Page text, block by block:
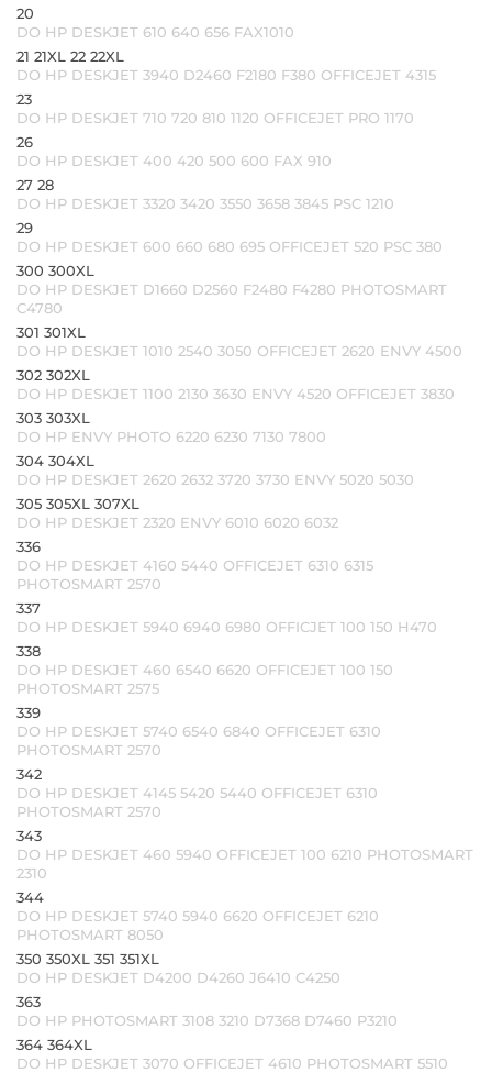
20
DO HP DESKJET 610 640 656 FAX1010
21 21XL 22 22XL
DO HP DESKJET 3940 D2460 F2180 F380 OFFICEJET 4315
23
DO HP DESKJET 710 720 810 1120 OFFICEJET PRO 1170
26
DO HP DESKJET 400 420 500 600 FAX 910
27 28
DO HP DESKJET 3320 3420 3550 3658 3845 PSC 1210
29
DO HP DESKJET 600 660 680 695 OFFICEJET 520 PSC 380
300 300XL
DO HP DESKJET D1660 D2560 F2480 F4280 PHOTOSMART
C4780
301 301XL
DO HP DESKJET 1010 2540 3050 OFFICEJET 2620 ENVY 4500
302 302XL
DO HP DESKJET 1100 2130 3630 ENVY 4520 OFFICEJET 3830
303 303XL
DO HP ENVY PHOTO 6220 6230 7130 7800
304 304XL
DO HP DESKJET 2620 2632 3720 3730 ENVY 5020 5030
305 305XL 307XL
DO HP DESKJET 2320 ENVY 6010 6020 6032
336
DO HP DESKJET 4160 5440 OFFICEJET 6310 6315
PHOTOSMART 2570
337
DO HP DESKJET 5940 6940 6980 OFFICJET 100 150 H470
338
DO HP DESKJET 460 6540 6620 OFFICEJET 100 150
PHOTOSMART 2575
339
DO HP DESKJET 5740 6540 6840 OFFICEJET 6310
PHOTOSMART 2570
342
DO HP DESKJET 4145 5420 5440 OFFICEJET 6310
PHOTOSMART 2570
343
DO HP DESKJET 460 5940 OFFICEJET 100 6210 PHOTOSMART
2310
344
DO HP DESKJET 5740 5940 6620 OFFICEJET 6210
PHOTOSMART 8050
350 350XL 351 351XL
DO HP DESKJET D4200 D4260 J6410 C4250
363
DO HP PHOTOSMART 3108 3210 D7368 D7460 P3210
364 364XL
DO HP DESKJET 3070 OFFICEJET 4610 PHOTOSMART 5510